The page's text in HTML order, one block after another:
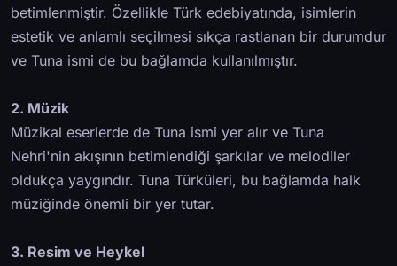
betimlenmiştir. Özellikle Türk edebiyatında, isimlerin
estetik ve anlamlı seçilmesi sıkça rastlanan bir durumdur
ve Tuna ismi de bu bağlamda kullanılmıştır.
2. Müzik
Müzikal eserlerde de Tuna ismi yer alır ve Tuna
Nehri'nin akışının betimlendiği şarkılar ve melodiler
oldukça yaygındır. Tuna Türküleri, bu bağlamda halk
müziğinde önemli bir yer tutar.
3. Resim ve Heykel